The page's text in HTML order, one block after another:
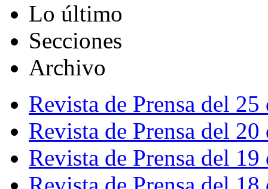
Lo último
Secciones
Archivo
Revista de Prensa del
Revista de Prensa del
Revista de Prensa del